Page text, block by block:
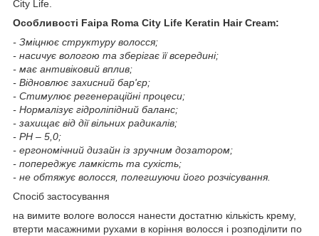
City Life.
Особливості Faipa Roma City Life Keratin Hair Cream:
- Зміцнює структуру волосся;
- насичує вологою та зберігає її всередині;
- має антивіковий вплив;
- Відновлює захисний бар'єр;
- Стимулює регенераційні процеси;
- Нормалізує гідроліпідний баланс;
- захищає від дії вільних радикалів;
- РН – 5,0;
- ергономічний дизайн із зручним дозатором;
- попереджує ламкість та сухість;
- не обтяжує волосся, полегшуючи його розчісування.
Спосіб застосування
на вимите вологе волосся нанести достатню кількість крему,
втерти масажними рухами в коріння волосся і розподілити по